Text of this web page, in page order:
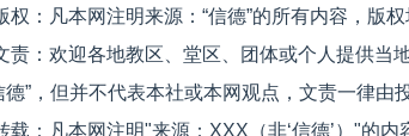
权：凡本网注明来源：“信德”的所有内容，版
责：欢迎各地教区、堂区、团体或个人提供当
德”，但并不代表本社或本网观点，文责一律由
载：凡本网注明"来源：XXX（非‘信德’）"的